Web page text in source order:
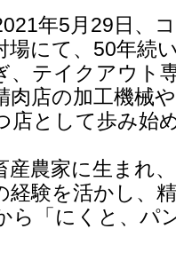
年5月29日、
場にて、50年続
、テイクアウト
肉店の加工機械
店として歩み始
産農家に生まれ
経験を活かし、
ら「にくと、パ